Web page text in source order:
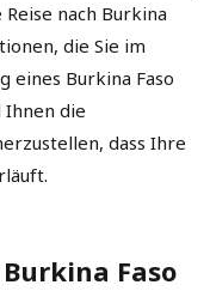
nach Burkina
die Sie im
eines Burkina Faso
die
dass Ihre
Faso